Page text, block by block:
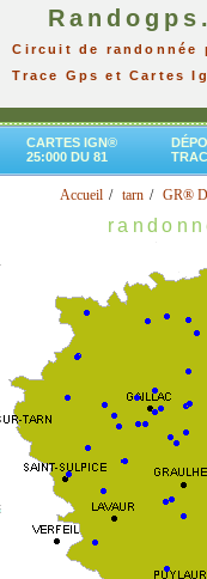
Circuit de randonnée
Trace Gps et Cartes
CARTES IGN®
25:000 DU 81
Accueil tarn GR®